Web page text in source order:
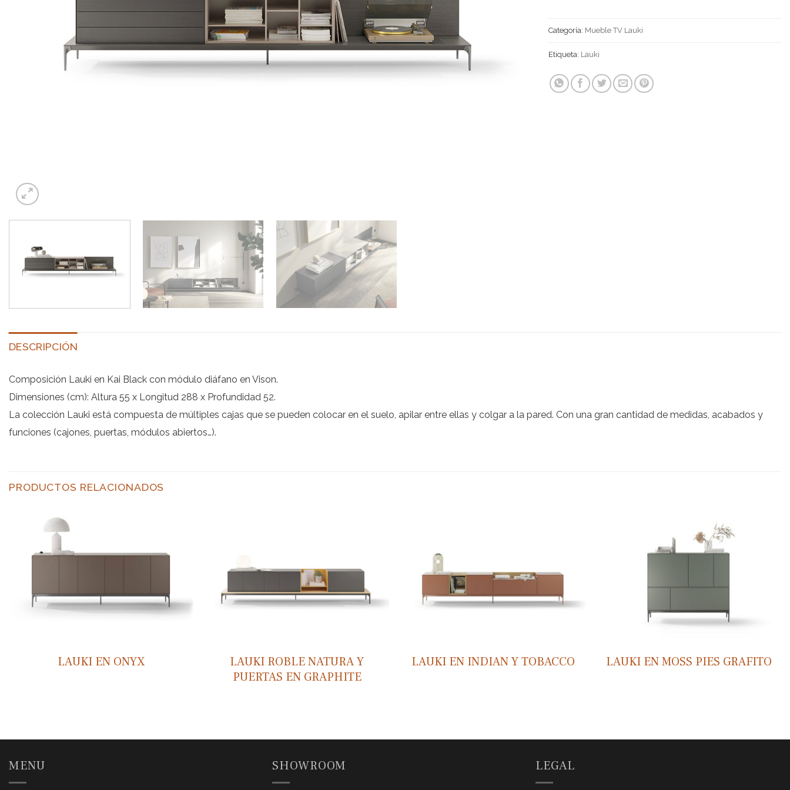
Categoría: Mueble TV Lauki
Etiqueta: Lauki
DESCRIPCIÓN
Composición Lauki en Kai Black con módulo diáfano en Vison.
Dimensiones (cm): Altura 55 x Longitud 288 x Profundidad 52.
La colección Lauki está compuesta de múltiples cajas que se pueden colocar en el suelo, apilar entre ellas y colgar a la pared. Con una gran cantidad de medidas, acabados y
funciones (cajones, puertas, módulos abiertos…).
PRODUCTOS RELACIONADOS
LAUKI EN ONYX
LAUKI ROBLE NATURA Y
PUERTAS EN GRAPHITE
LAUKI EN INDIAN Y TOBACCO LAUKI EN MOSS PIES GRAFITO
MENU SHOWROOM LEGAL